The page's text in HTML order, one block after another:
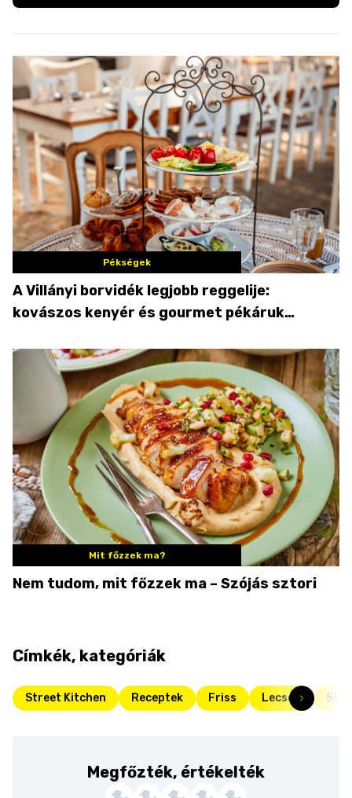
Pékségek
A Villányi borvidék legjobb reggelije:
kovászos kenyér és gourmet pékáruk
Mit főzzek ma?
Nem tudom, mit főzzek ma – Szójás sztori
Címkék, kategóriák
Street Kitchen Receptek Friss Lecsók
Megfőzték, értékelték